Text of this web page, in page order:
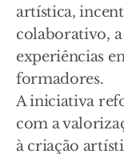
artística,
colaborativo,
experiências
formadores.
A iniciativa
com a
à criação